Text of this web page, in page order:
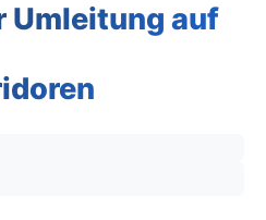
Umleitung auf